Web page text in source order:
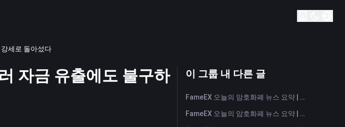
세로 돌아섰다
자금 유출에도 불구하
이 그룹 내 다른 글
FameEX 오늘의 암호화폐 뉴스 요약 | 2026년 8월 7일
FameEX 오늘의 암호화폐 뉴스 요약 | 2026년 8월 6일